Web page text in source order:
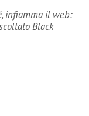
infiamma il web:
Black